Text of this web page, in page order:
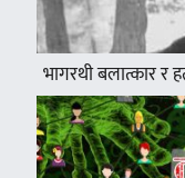
भागरथी बलात्कार र